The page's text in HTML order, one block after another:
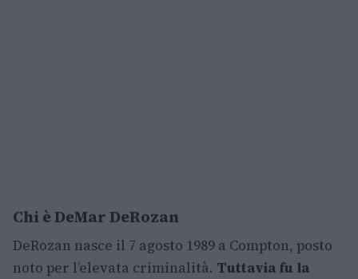
Chi è DeMar DeRozan
DeRozan nasce il 7 agosto 1989 a Compton, posto
noto per l’elevata criminalità. Tuttavia fu la